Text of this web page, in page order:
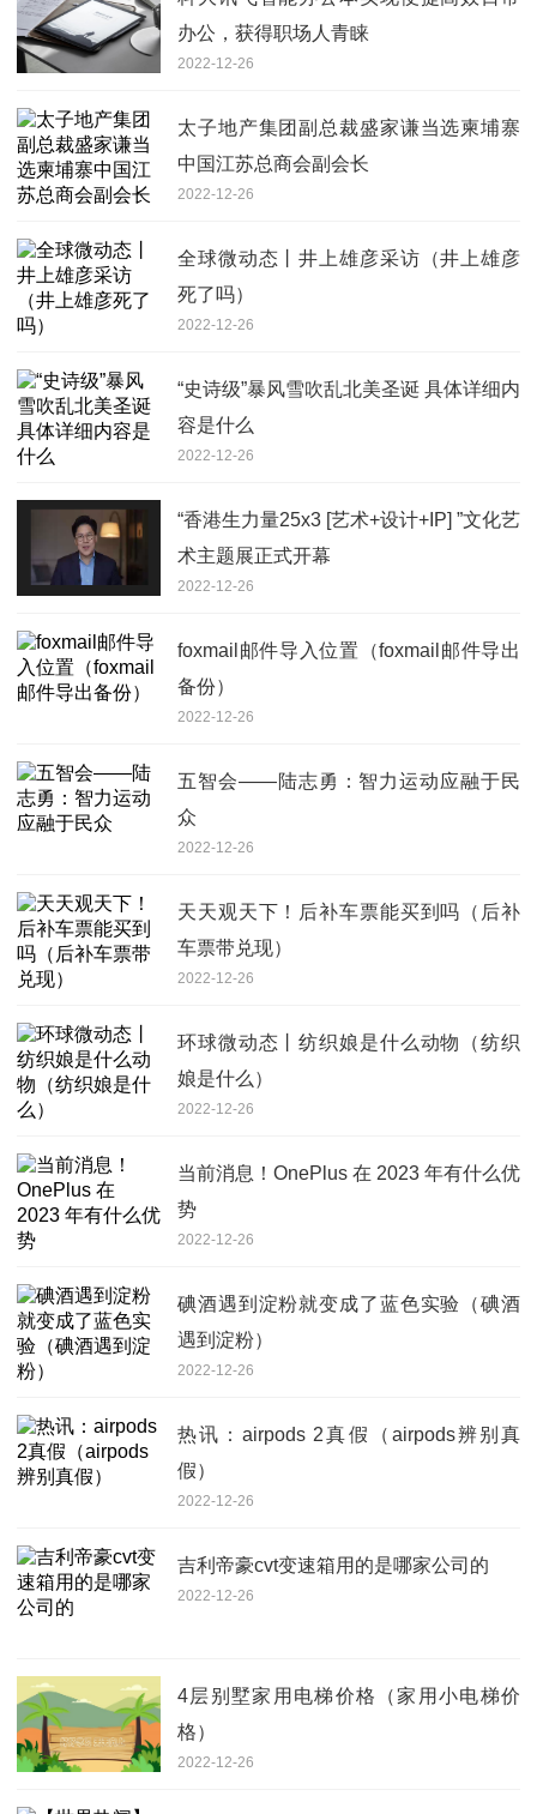
办公，获得职场人青睐
2022-12-26
太子地产集团副总裁盛家谦当选柬埔寨
中国江苏总商会副会长
2022-12-26
全球微动态丨井上雄彦采访（井上雄彦
死了吗）
2022-12-26
“史诗级”暴风雪吹乱北美圣诞 具体详细内
容是什么
2022-12-26
“香港生力量25x3 [艺术+设计+IP] ”文化艺
术主题展正式开幕
2022-12-26
foxmail邮件导入位置（foxmail邮件导出
备份）
2022-12-26
五智会——陆志勇：智力运动应融于民
众
2022-12-26
天天观天下！后补车票能买到吗（后补
车票带兑现）
2022-12-26
环球微动态丨纺织娘是什么动物（纺织
娘是什么）
2022-12-26
当前消息！OnePlus 在 2023 年有什么优
势
2022-12-26
碘酒遇到淀粉就变成了蓝色实验（碘酒
遇到淀粉）
2022-12-26
热讯：airpods 2真假（airpods辨别真
假）
2022-12-26
吉利帝豪cvt变速箱用的是哪家公司的
2022-12-26
4层别墅家用电梯价格（家用小电梯价
格）
2022-12-26